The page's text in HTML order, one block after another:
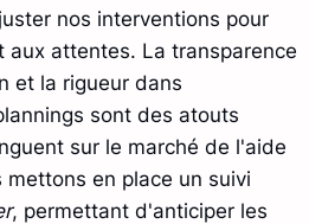
nos interventions pour
aux attentes. La transparence
et la rigueur dans
sont des atouts
sur le marché de l'aide
en place un suivi
, permettant d'anticiper les